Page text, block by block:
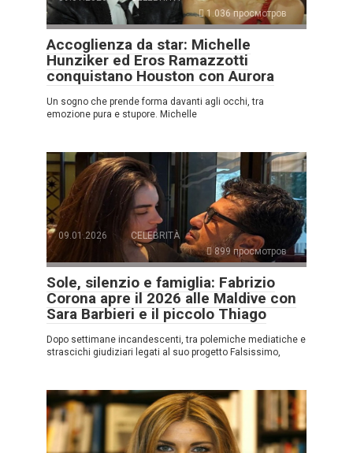
1.036 просмотров
Accoglienza da star: Michelle
Hunziker ed Eros Ramazzotti
conquistano Houston con Aurora
Un sogno che prende forma davanti agli occhi, tra
emozione pura e stupore. Michelle
09.01.2026
CELEBRITÀ
899 просмотров
Sole, silenzio e famiglia: Fabrizio
Corona apre il 2026 alle Maldive con
Sara Barbieri e il piccolo Thiago
Dopo settimane incandescenti, tra polemiche mediatiche e
strascichi giudiziari legati al suo progetto Falsissimo,